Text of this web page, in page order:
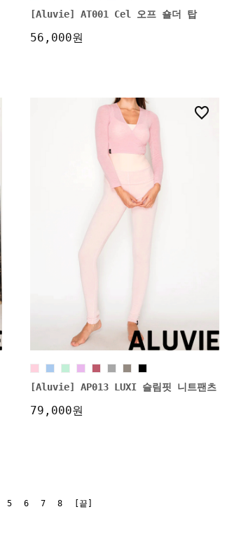
[Aluvie] AT001 Cel 오프 숄더 탑
56,000원
[Aluvie] AP013 LUXI 슬림핏 니트팬츠
79,000원
5 6 7 8 [끝]